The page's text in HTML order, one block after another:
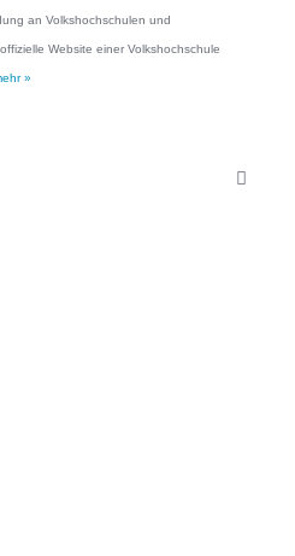
an Volkshochschulen und
Website einer Volkshochschule
»